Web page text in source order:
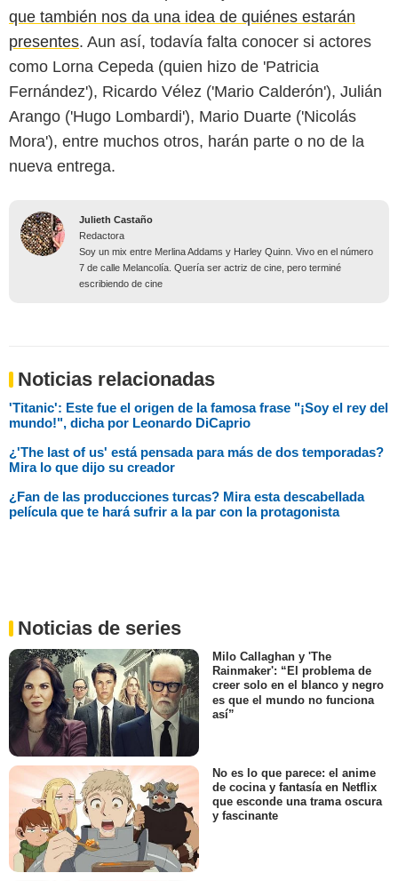
que también nos da una idea de quiénes estarán
presentes. Aun así, todavía falta conocer si actores
como Lorna Cepeda (quien hizo de 'Patricia
Fernández'), Ricardo Vélez ('Mario Calderón'), Julián
Arango ('Hugo Lombardi'), Mario Duarte ('Nicolás
Mora'), entre muchos otros, harán parte o no de la
nueva entrega.
Julieth Castaño
Redactora
Soy un mix entre Merlina Addams y Harley Quinn. Vivo en el número
7 de calle Melancolía. Quería ser actriz de cine, pero terminé
escribiendo de cine
Noticias relacionadas
'Titanic': Este fue el origen de la famosa frase "¡Soy el rey del
mundo!", dicha por Leonardo DiCaprio
¿'The last of us' está pensada para más de dos temporadas?
Mira lo que dijo su creador
¿Fan de las producciones turcas? Mira esta descabellada
película que te hará sufrir a la par con la protagonista
Noticias de series
Milo Callaghan y 'The
Rainmaker': “El problema de
creer solo en el blanco y negro
es que el mundo no funciona
así”
No es lo que parece: el anime
de cocina y fantasía en Netflix
que esconde una trama oscura
y fascinante